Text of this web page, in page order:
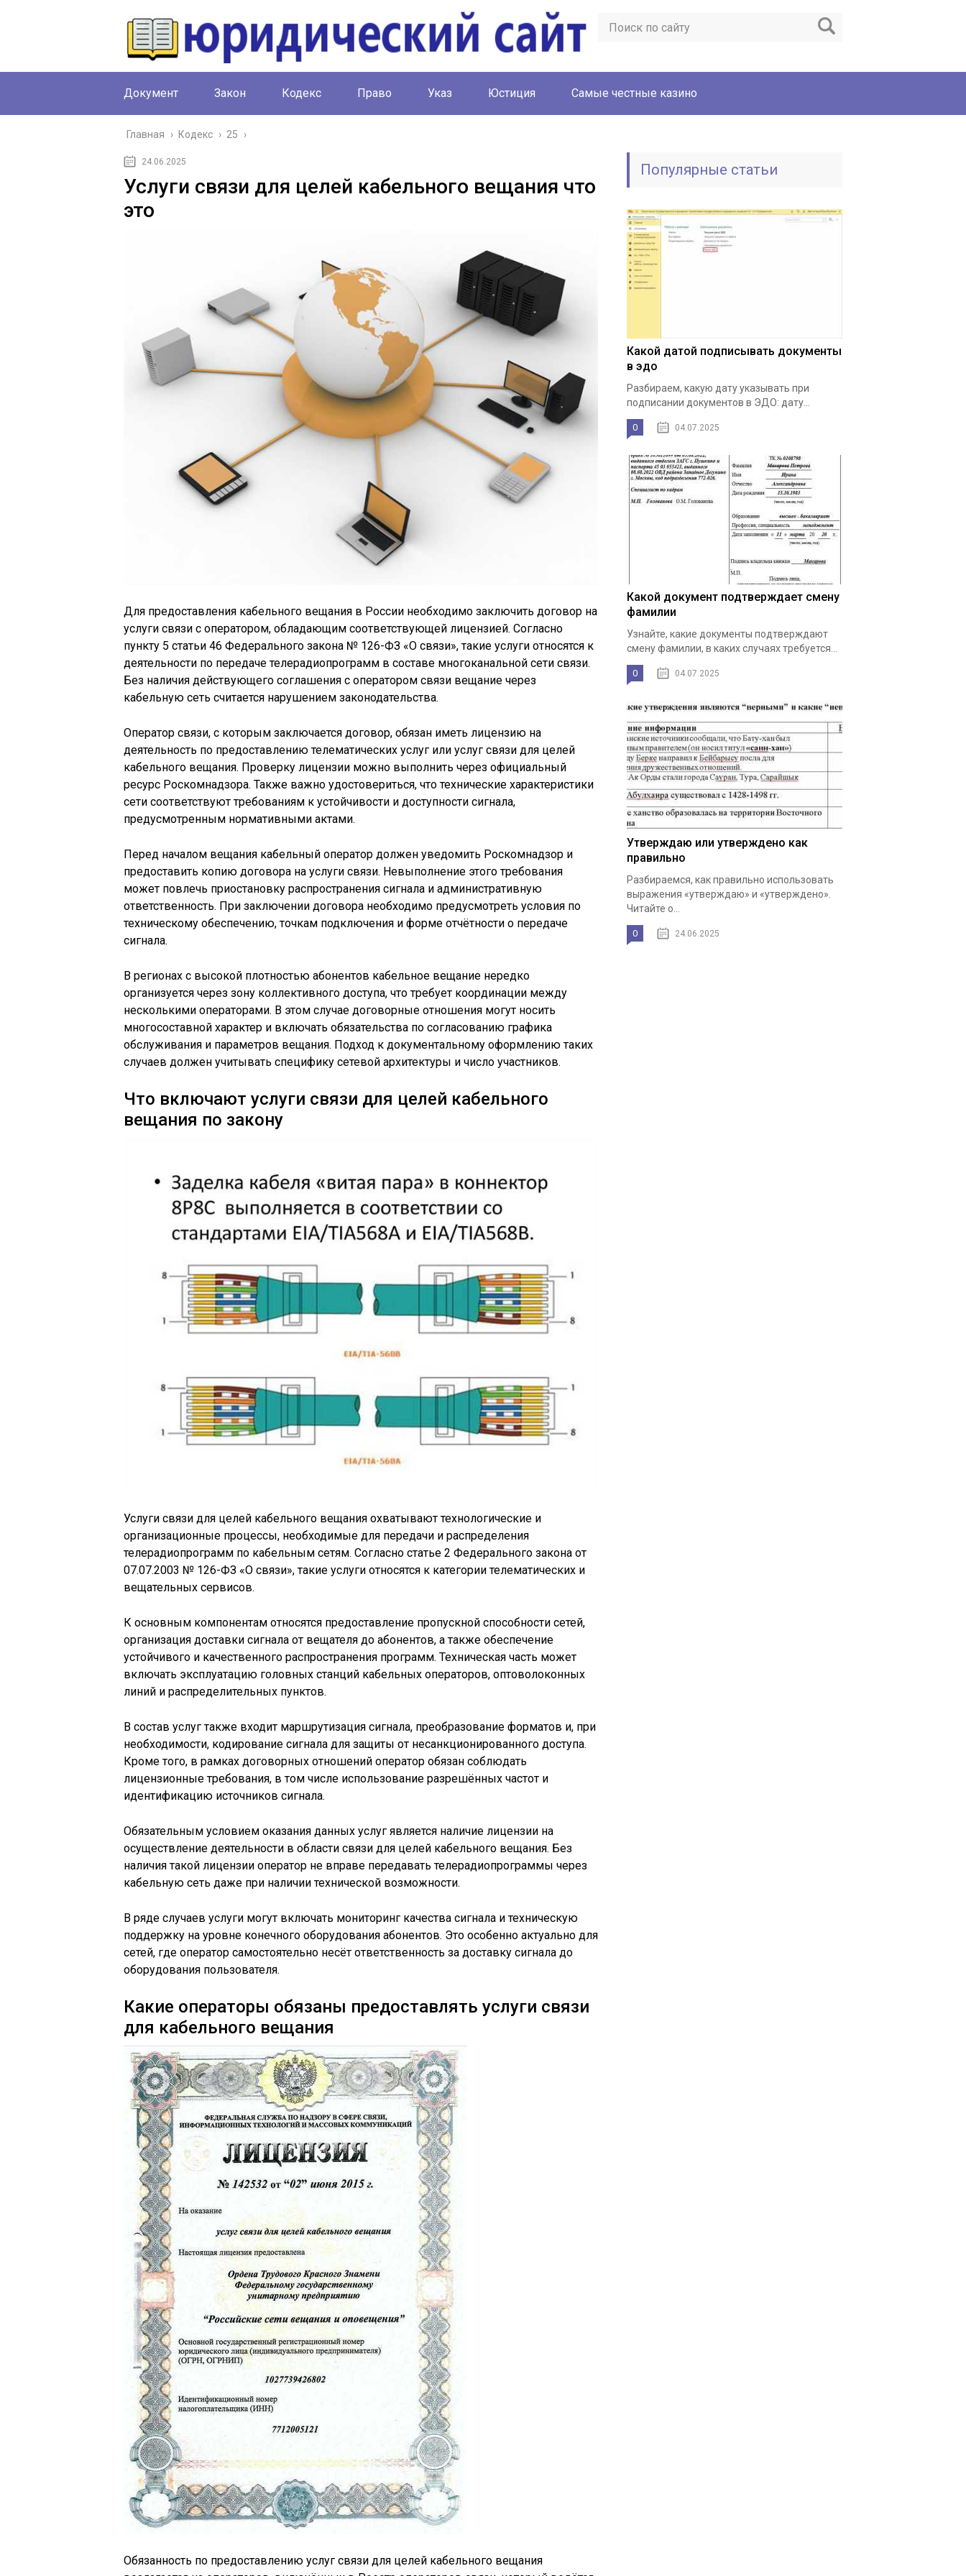
Документ Закон Кодекс Право Указ Юстиция Cамые честные казино
Главная › Кодекс › 25 ›
24.06.2025
Услуги связи для целей кабельного вещания что
это
Для предоставления кабельного вещания в России необходимо заключить договор на
услуги связи с оператором, обладающим соответствующей лицензией. Согласно
пункту 5 статьи 46 Федерального закона № 126-ФЗ «О связи», такие услуги относятся к
деятельности по передаче телерадиопрограмм в составе многоканальной сети связи.
Без наличия действующего соглашения с оператором связи вещание через
кабельную сеть считается нарушением законодательства.
Оператор связи, с которым заключается договор, обязан иметь лицензию на
деятельность по предоставлению телематических услуг или услуг связи для целей
кабельного вещания. Проверку лицензии можно выполнить через официальный
ресурс Роскомнадзора. Также важно удостовериться, что технические характеристики
сети соответствуют требованиям к устойчивости и доступности сигнала,
предусмотренным нормативными актами.
Перед началом вещания кабельный оператор должен уведомить Роскомнадзор и
предоставить копию договора на услуги связи. Невыполнение этого требования
может повлечь приостановку распространения сигнала и административную
ответственность. При заключении договора необходимо предусмотреть условия по
техническому обеспечению, точкам подключения и форме отчётности о передаче
сигнала.
В регионах с высокой плотностью абонентов кабельное вещание нередко
организуется через зону коллективного доступа, что требует координации между
несколькими операторами. В этом случае договорные отношения могут носить
многосоставной характер и включать обязательства по согласованию графика
обслуживания и параметров вещания. Подход к документальному оформлению таких
случаев должен учитывать специфику сетевой архитектуры и число участников.
Что включают услуги связи для целей кабельного
вещания по закону
Услуги связи для целей кабельного вещания охватывают технологические и
организационные процессы, необходимые для передачи и распределения
телерадиопрограмм по кабельным сетям. Согласно статье 2 Федерального закона от
07.07.2003 № 126-ФЗ «О связи», такие услуги относятся к категории телематических и
вещательных сервисов.
К основным компонентам относятся предоставление пропускной способности сетей,
организация доставки сигнала от вещателя до абонентов, а также обеспечение
устойчивого и качественного распространения программ. Техническая часть может
включать эксплуатацию головных станций кабельных операторов, оптоволоконных
линий и распределительных пунктов.
В состав услуг также входит маршрутизация сигнала, преобразование форматов и, при
необходимости, кодирование сигнала для защиты от несанкционированного доступа.
Кроме того, в рамках договорных отношений оператор обязан соблюдать
лицензионные требования, в том числе использование разрешённых частот и
идентификацию источников сигнала.
Обязательным условием оказания данных услуг является наличие лицензии на
осуществление деятельности в области связи для целей кабельного вещания. Без
наличия такой лицензии оператор не вправе передавать телерадиопрограммы через
кабельную сеть даже при наличии технической возможности.
В ряде случаев услуги могут включать мониторинг качества сигнала и техническую
поддержку на уровне конечного оборудования абонентов. Это особенно актуально для
сетей, где оператор самостоятельно несёт ответственность за доставку сигнала до
оборудования пользователя.
Какие операторы обязаны предоставлять услуги связи
для кабельного вещания
Обязанность по предоставлению услуг связи для целей кабельного вещания
Популярные статьи
Какой датой подписывать документы
в эдо
Разбираем, какую дату указывать при
подписании документов в ЭДО: дату...
0 04.07.2025
Какой документ подтверждает смену
фамилии
Узнайте, какие документы подтверждают
смену фамилии, в каких случаях требуется...
0 04.07.2025
Утверждаю или утверждено как
правильно
Разбираемся, как правильно использовать
выражения «утверждаю» и «утверждено».
Читайте о...
0 24.06.2025